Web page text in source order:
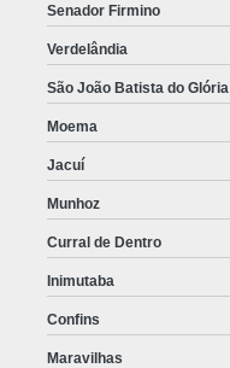
Senador Firmino
Verdelândia
São João Batista do Glória
Moema
Jacuí
Munhoz
Curral de Dentro
Inimutaba
Confins
Maravilhas